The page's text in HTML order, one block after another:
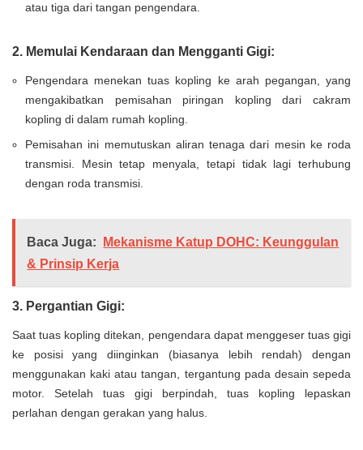
atau tiga dari tangan pengendara.
2. Memulai Kendaraan dan Mengganti Gigi:
Pengendara menekan tuas kopling ke arah pegangan, yang
mengakibatkan pemisahan piringan kopling dari cakram
kopling di dalam rumah kopling.
Pemisahan ini memutuskan aliran tenaga dari mesin ke roda
transmisi. Mesin tetap menyala, tetapi tidak lagi terhubung
dengan roda transmisi.
Baca Juga:
Mekanisme Katup DOHC: Keunggulan
& Prinsip Kerja
3. Pergantian Gigi:
Saat tuas kopling ditekan, pengendara dapat menggeser tuas gigi
ke posisi yang diinginkan (biasanya lebih rendah) dengan
menggunakan kaki atau tangan, tergantung pada desain sepeda
motor. Setelah tuas gigi berpindah, tuas kopling lepaskan
perlahan dengan gerakan yang halus.